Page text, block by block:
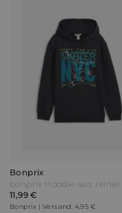
Bonprix
11,99 €
Bonprix | Versand: 4,95 €